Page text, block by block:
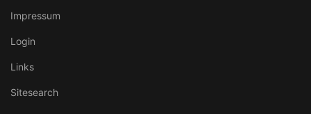
Impressum
Login
Links
Sitesearch